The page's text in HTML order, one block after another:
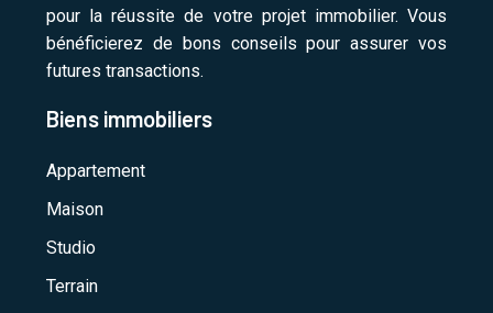
pour la réussite de votre projet immobilier. Vous
bénéficierez de bons conseils pour assurer vos
futures transactions.
Biens immobiliers
Appartement
Maison
Studio
Terrain